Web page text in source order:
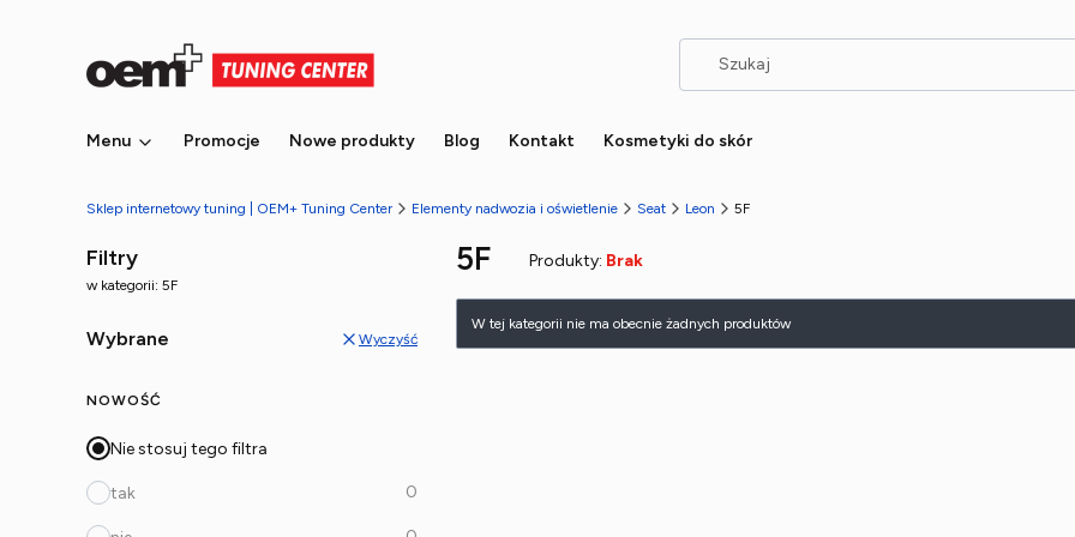
Menu Promocje Nowe produkty Blog Kontakt Kosmetyki do skór
Sklep internetowy tuning | OEM+ Tuning Center Elementy nadwozia i oświetlenie Seat Leon 5F
Filtry
w kategorii: 5F
Wybrane Wyczyść
NOWOŚĆ
Nie stosuj tego filtra
tak 0
5F Produkty: Brak
Lista produktów
W tej kategorii nie ma obecnie żadnych produktów